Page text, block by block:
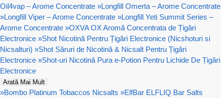
Oil4vap – Arome Concentrate »Longfill Omerta – Arome Concentrate
»Longfill Viper – Arome Concentrate »Longfill Yeti Summit Series –
Arome Concentrate »OXVA OX Aromă Concentrata de Țigări
Electronice »Shot Nicotină Pentru Țigări Electronice (Nicshoturi si
Nicsalturi) »Shot Săruri de Nicotină & Nicsalt Pentru Țigări
Electronice »Shot-uri Nicotină Pura e-Potion Pentru Lichide De Țigări
Electronice
Arată Mai Mult
»Bombo Platinum Tobaccos Nicsalts »ElfBar ELFLIQ Bar Salts